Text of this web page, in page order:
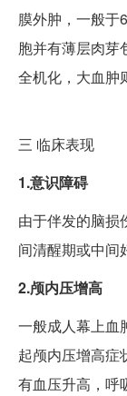
膜外肿，一般于
胞并有薄层肉芽
全机化，大血肿
三 临床表现
1.意识障碍
由于伴发的脑损
间清醒期或中间
2.颅内压增高
一般成人幕上血
起颅内压增高症
有血压升高，呼